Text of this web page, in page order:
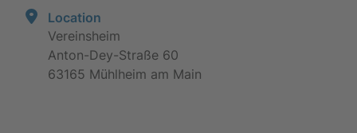
Location
Vereinsheim
Anton-Dey-Straße 60
63165 Mühlheim am Main